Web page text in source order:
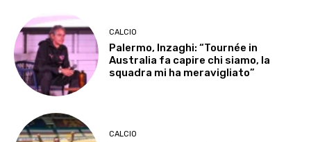
CALCIO
Palermo, Inzaghi: “Tournée in
Australia fa capire chi siamo, la
squadra mi ha meravigliato”
CALCIO